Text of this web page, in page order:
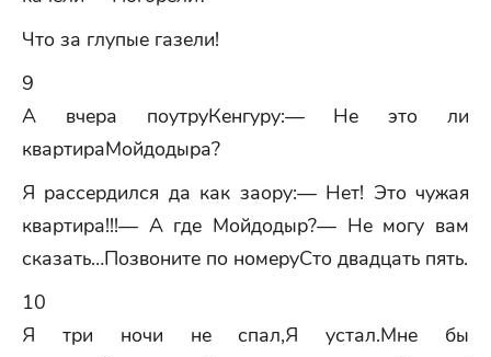
Что за глупые газели!
9
А вчера поутруКенгуру:— Не это ли
квартираМойдодыра?
Я рассердился да как заору:— Нет! Это чужая
квартира!!!— А где Мойдодыр?— Не могу вам
сказать…Позвоните по номеруСто двадцать пять.
10
Я три ночи не спал,Я устал.Мне бы